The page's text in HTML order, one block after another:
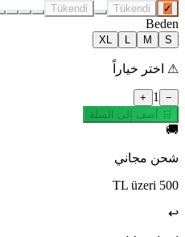
✓
Tükendi
Tükendi
Beden
S
M
XL
⚠ اختر خياراً
−
1
+
🛒 أضف إلى السلة
🚚
شحن مجاني
500 TL üzeri
↩️